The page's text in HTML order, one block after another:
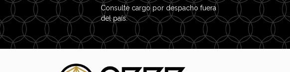
Consulte cargo por despacho fuera
del país.